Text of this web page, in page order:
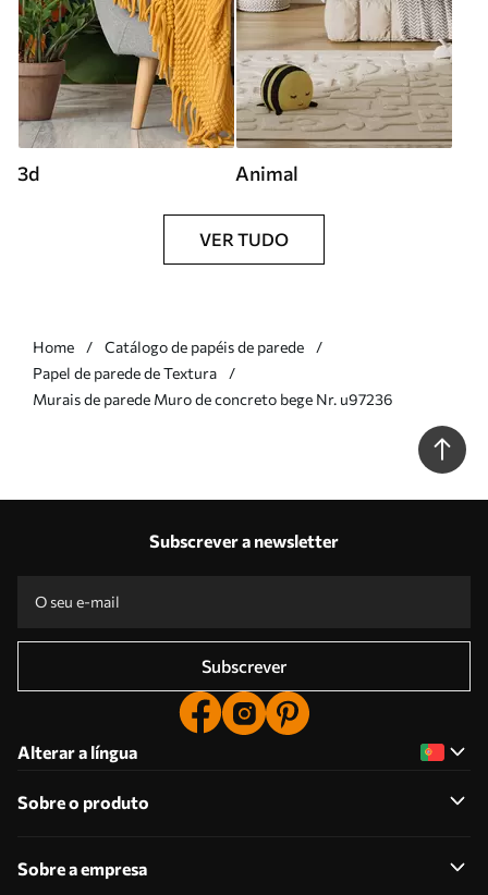
3d Animal
VER TUDO
Home
Catálogo de papéis de parede
Papel de parede de Textura
Murais de parede Muro de concreto bege Nr. u97236
Subscrever a newsletter
Subscrever
Alterar a língua
Sobre o produto
Sobre a empresa